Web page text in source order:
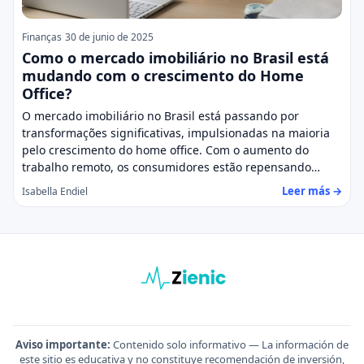
Finanças 30 de junio de 2025
Como o mercado imobiliário no Brasil está
mudando com o crescimento do Home
Office?
O mercado imobiliário no Brasil está passando por
transformações significativas, impulsionadas na maioria
pelo crescimento do home office. Com o aumento do
trabalho remoto, os consumidores estão repensando…
Isabella Endiel Leer más →
Aviso importante: Contenido solo informativo — La información de
este sitio es educativa y no constituye recomendación de inversión,